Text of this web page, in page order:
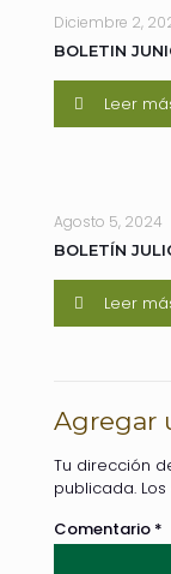
Diciembre 2,
BOLETIN
Leer
Agosto 5, 2024
BOLETÍN
Leer
Agregar
Tu dirección
publicada.
Comentario *